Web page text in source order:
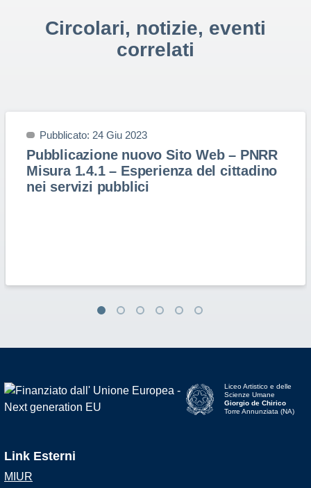
Circolari, notizie, eventi
correlati
Pubblicato: 24 Giu 2023
Pubblicazione nuovo Sito Web – PNRR
Misura 1.4.1 – Esperienza del cittadino
nei servizi pubblici
Liceo Artistico e delle
Scienze Umane
Giorgio de Chirico
Torre Annunziata (NA)
Link Esterni
MIUR